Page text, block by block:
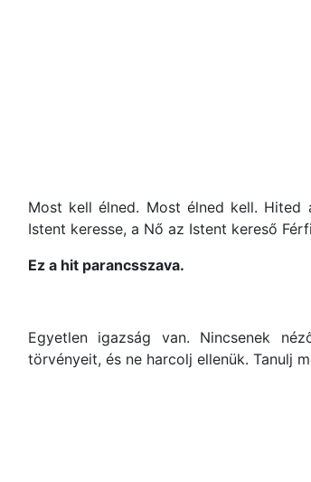
Most kell élned. Most élned kell.
Istent keresse, a Nő az Istent kereső
Ez a hit parancsszava.
Egyetlen igazság van. Nincsenek
törvényeit, és ne harcolj ellenük. Tanulj